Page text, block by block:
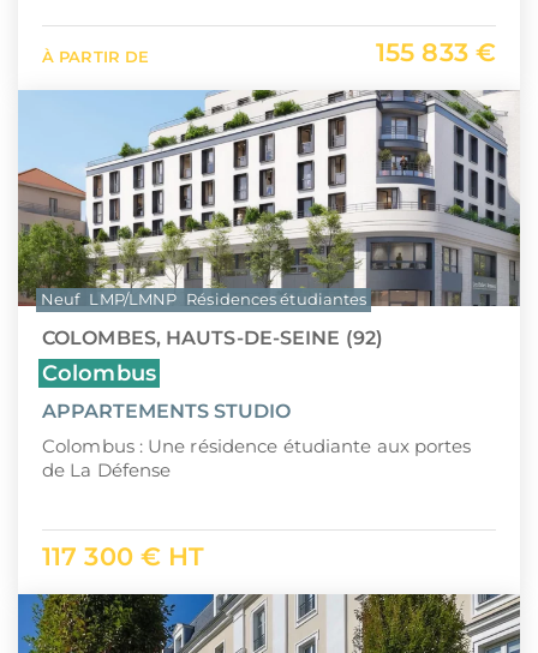
À PARTIR DE 155 833 €
COLOMBES, HAUTS-DE-SEINE (92)
Colombus
APPARTEMENTS STUDIO
Colombus : Une résidence étudiante aux portes
de La Défense
117 300 € HT
Neuf LMP/LMNP Résidences étudiantes